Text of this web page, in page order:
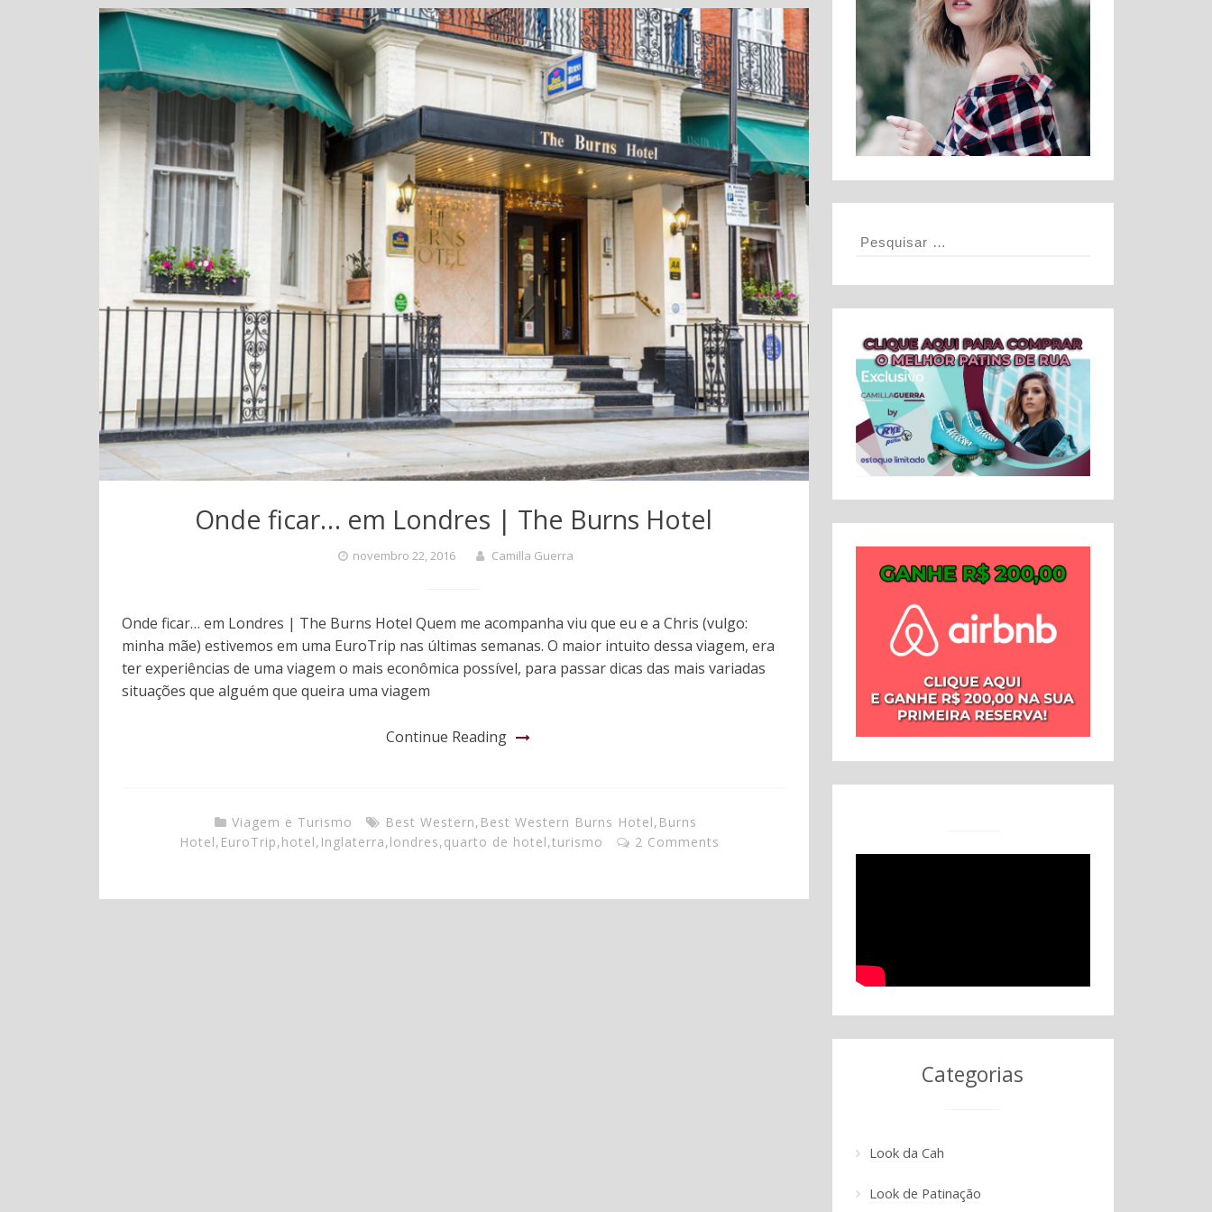
Onde ficar… em Londres | The Burns Hotel
novembro 22, 2016 Camilla Guerra
Onde ficar… em Londres | The Burns Hotel Quem me acompanha viu que eu e a Chris (vulgo:
minha mãe) estivemos em uma EuroTrip nas últimas semanas. O maior intuito dessa viagem, era
ter experiências de uma viagem o mais econômica possível, para passar dicas das mais variadas
situações que alguém que queira uma viagem
Continue Reading
Viagem e Turismo Best Western, Best Western Burns Hotel, Burns
Hotel, EuroTrip,hotel, Inglaterra,londres,quarto de hotel,turismo 2 Comments
Categorias
Look da Cah
Look de Patinação